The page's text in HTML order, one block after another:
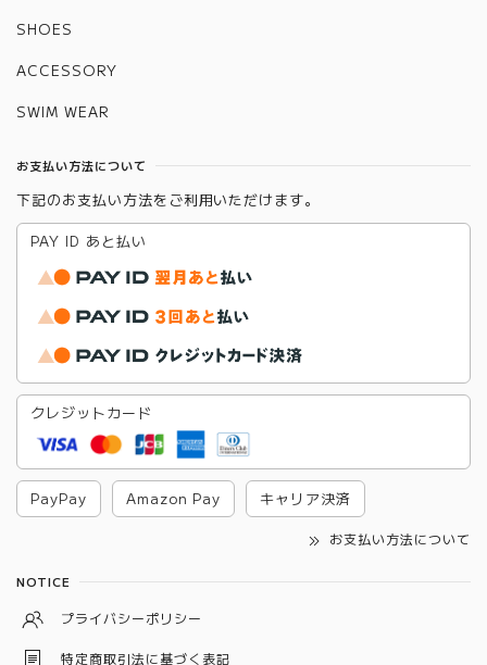
SHOES
ACCESSORY
SWIM WEAR
お支払い方法について
下記のお支払い方法をご利用いただけます。
PAY ID あと払い
クレジットカード
PayPay Amazon Pay キャリア決済
お支払い方法について
NOTICE
プライバシーポリシー
特定商取引法に基づく表記